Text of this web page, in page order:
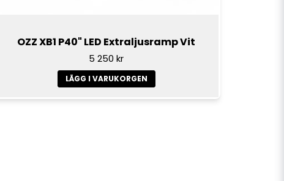
OZZ XB1 P40" LED Extraljusramp Vit
5 250 kr
LÄGG I VARUKORGEN